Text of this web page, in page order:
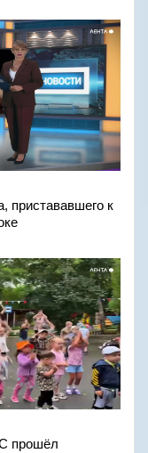
пристававшего к
прошёл